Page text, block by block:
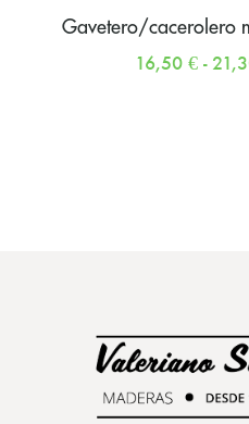
Gavetero/cacerolero
16,50€ -